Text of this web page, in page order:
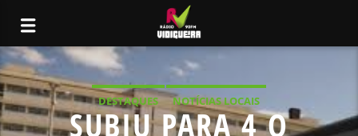
DESTAQUES NOTÍCIAS LOCAIS
SUBIU PARA 4 O